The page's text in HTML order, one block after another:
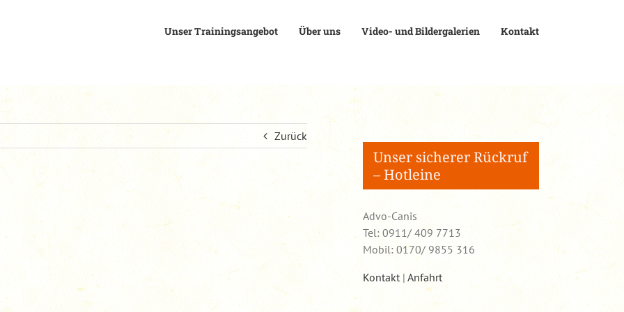
Unser Trainingsangebot Über uns Video- und Bildergalerien Kontakt
Zurück
Unser sicherer Rückruf
– Hotleine
Advo-Canis
Tel: 0911/ 409 7713
Mobil: 0170/ 9855 316
Kontakt| Anfahrt